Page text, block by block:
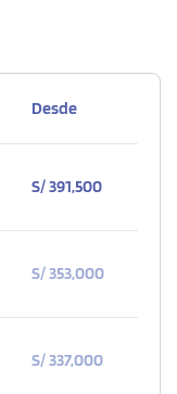
Desde
S/ 391,500
S/ 353,000
S/ 337,000